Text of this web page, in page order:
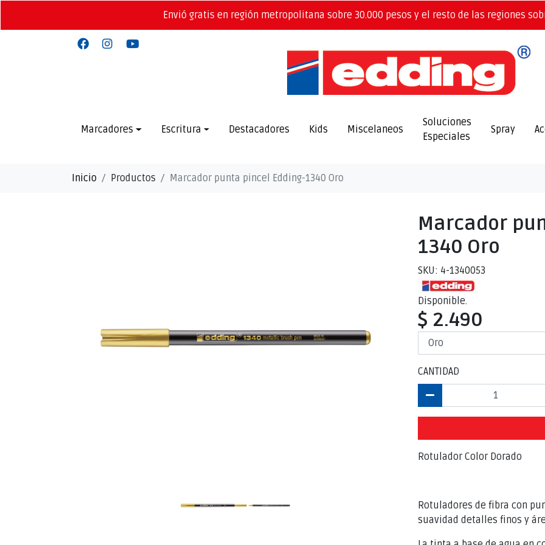
Envió gratis en región metropolitana sobre 30.000 pesos y el resto de las regiones
Marcadores Escritura Destacadores Kids Miscelaneos
Soluciones
Especiales
Spray
Inicio Productos Marcador punta pincel Edding-1340 Oro
Marcador
1340 Oro
SKU: 4-1340053
Disponible.
$ 2.490
CANTIDAD
Rotulador Color Dorado
Rotuladores de fibra con
suavidad detalles finos y